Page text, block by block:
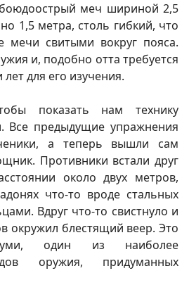
меч шириной 2,5
1,5 метра, столь гибкий, что
мечи свитыми вокруг пояса.
и, подобно отта требуется
для его изучения.
показать нам технику
Все предыдущие упражнения
а теперь вышли сам
Противники встали друг
около двух метров,
что-то вроде стальных
Вдруг что-то свистнуло и
окружил блестящий веер. Это
один из наиболее
оружия, придуманных